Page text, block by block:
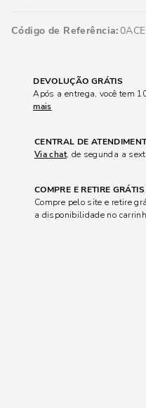
Código de Referência
DEVOLUÇÃO GRÁTIS
Após a entrega, você tem
mais
CENTRAL DE
Via chat, de segunda a
COMPRE E RETIRE GRÁTIS
Compre pelo site e retire
a disponibilidade no